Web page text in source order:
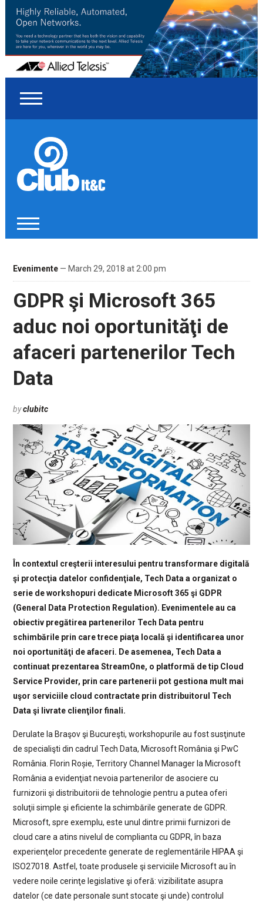
Evenimente— March 29, 2018 at 2:00 pm
GDPR şi Microsoft 365
aduc noi oportunităţi de
afaceri partenerilor Tech
Data
byclubitc
În contextul creşterii interesului pentru transformare digitală
şi protecţia datelor confidenţiale, Tech Data a organizat o
serie de workshopuri dedicate Microsoft 365 şi GDPR
(General Data Protection Regulation). Evenimentele au ca
obiectiv pregătirea partenerilor Tech Data pentru
schimbările prin care trece piaţa locală şi identificarea unor
noi oportunităţi de afaceri. De asemenea, Tech Data a
continuat prezentarea StreamOne, o platformă de tip Cloud
Service Provider, prin care partenerii pot gestiona mult mai
uşor serviciile cloud contractate prin distribuitorul Tech
Data şi livrate clienţilor finali.
Derulate la Braşov şi Bucureşti, workshopurile au fost susţinute
de specialişti din cadrul Tech Data, Microsoft România şi PwC
România. Florin Roșie, Territory Channel Manager la Microsoft
România a evidenţiat nevoia partenerilor de asociere cu
furnizorii şi distribuitorii de tehnologie pentru a putea oferi
soluţii simple şi eficiente la schimbările generate de GDPR.
Microsoft, spre exemplu, este unul dintre primii furnizori de
cloud care a atins nivelul de complianta cu GDPR, în baza
experienţelor precedente generate de reglementările HIPAA şi
ISO27018. Astfel, toate produsele şi serviciile Microsoft au în
vedere noile cerinţe legislative şi oferă: vizibilitate asupra
datelor (ce date personale sunt stocate şi unde) controlul